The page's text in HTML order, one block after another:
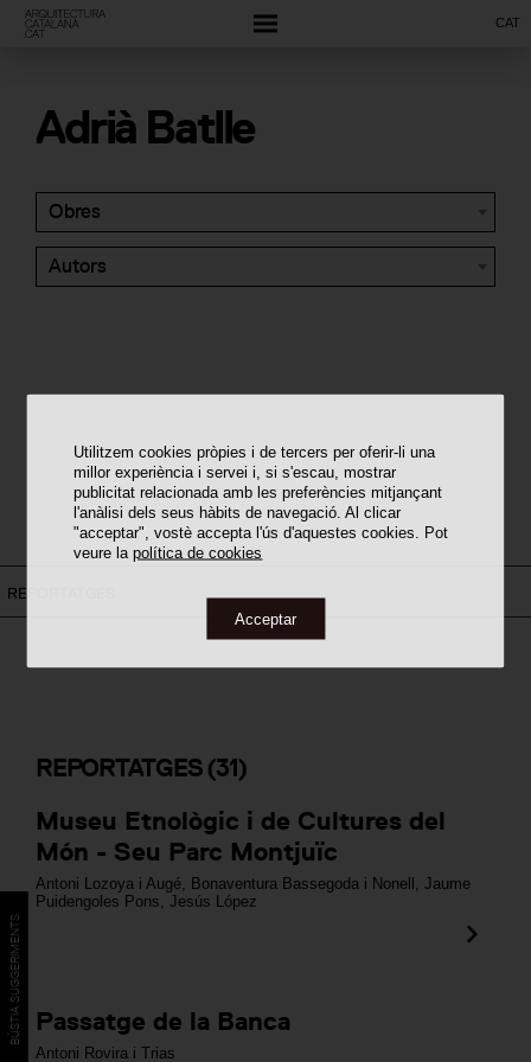
Utilitzem cookies pròpies i de tercers per oferir-li una
millor experiència i servei i, si s'escau, mostrar
publicitat relacionada amb les preferències mitjançant
l'anàlisi dels seus hàbits de navegació. Al clicar
"acceptar", vostè accepta l'ús d'aquestes cookies. Pot
veure lapolítica de cookies
Acceptar
CAT
Obres
Autors
Adrià Batlle
REPORTATGES
REPORTATGES(31)
Museu Etnològic i de Cultures del
Món - Seu Parc Montjuïc
Antoni Lozoya i Augé Bonaventura Bassegoda i Nonell
Jaume
Puidengoles Pons Jesús López
Passatge de la Banca
Antoni Rovira i Trias
BÚSTIA SUGGERIMENTS